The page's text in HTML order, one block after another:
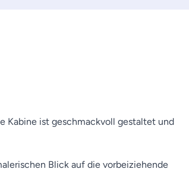
Kabine ist geschmackvoll gestaltet und
Blick auf die vorbeiziehende